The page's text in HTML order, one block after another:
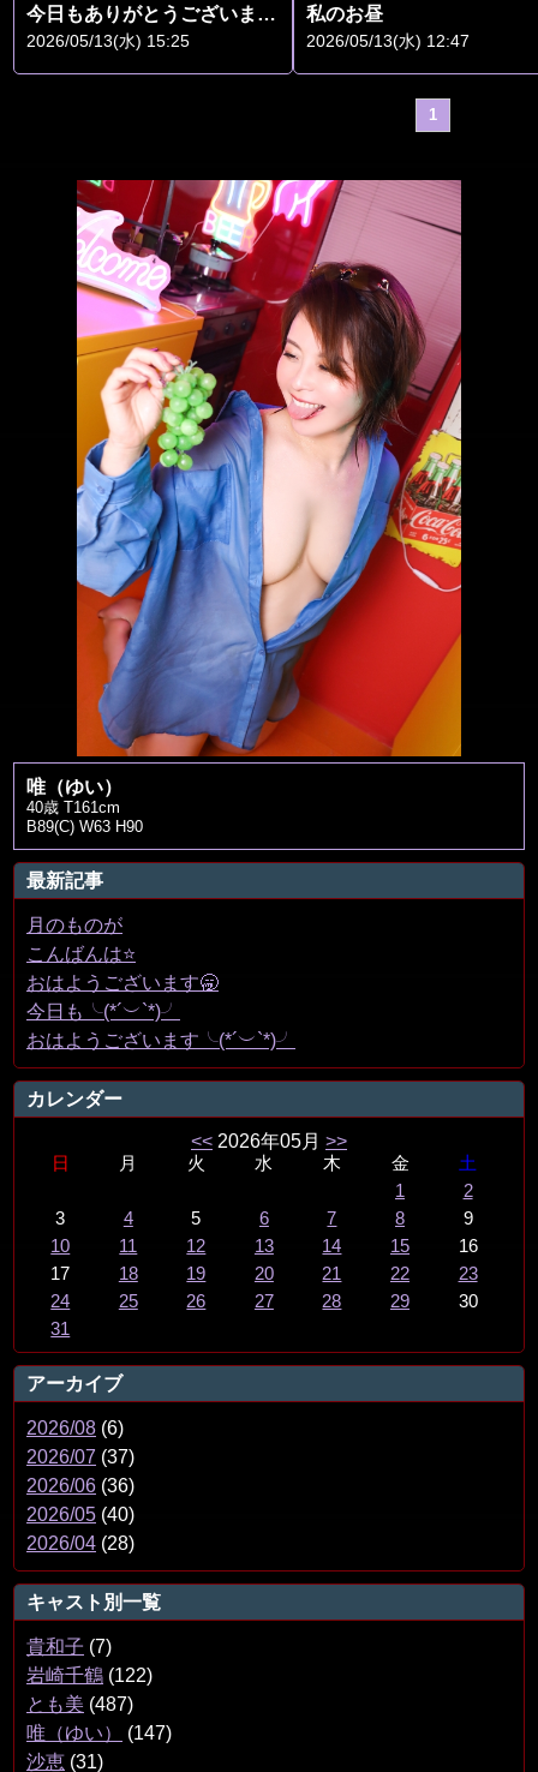
唯（ゆい）
40歳 T161cm
B89(C) W63 H90
最新記事
月のものが
こんばんは⭐️
おはようございます🥱
今日も╰(*´︶`*)╯
おはようございます╰(*´︶`*)╯
カレンダー
<< 2026年05月 >>
日 月 火 水 木 金
土
1
2
3
4 5 6 7 8
9
10
11 12 13 14 15
16
17
18 19 20 21 22
23
24
25 26 27 28 29
30
31
アーカイブ
2026/08 (6)
2026/07 (37)
2026/06 (36)
2026/05 (40)
2026/04 (28)
キャスト別一覧
貴和子 (7)
岩崎千鶴 (122)
とも美 (487)
唯（ゆい）
(147)
沙恵 (31)
今日もありがとうございます😊
2026/05/13(水) 15:25
私のお昼
2026/05/13(水) 12:47
1